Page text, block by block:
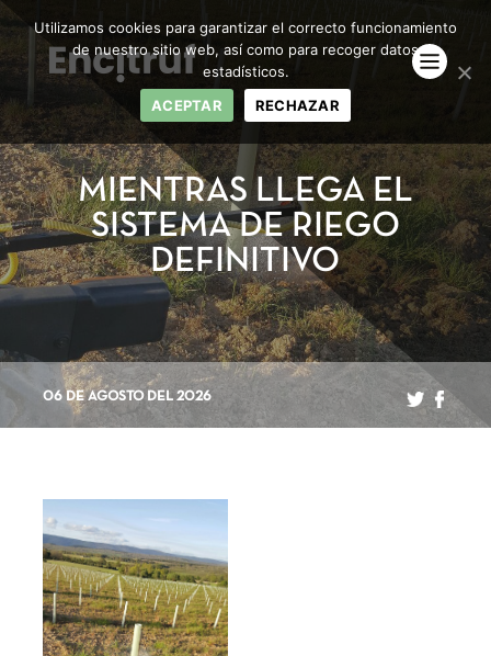
MIENTRAS LLEGA EL
SISTEMA DE RIEGO
DEFINITIVO
06 DE AGOSTO DEL 2026
Utilizamos cookies para garantizar el correcto funcionamiento
de nuestro sitio web, así como para recoger datos
estadísticos.
ACEPTAR
RECHAZAR